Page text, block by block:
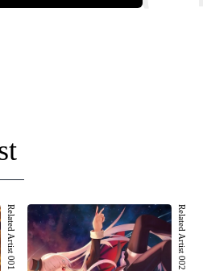
Related Artist 001 Related Artist 002